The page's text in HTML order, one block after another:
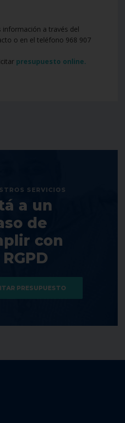
información a través del
o en el teléfono 968 907
presupuesto online.
SERVICIOS
a un
de
con
PRESUPUESTO